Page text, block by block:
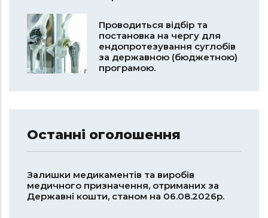
Проводиться відбір та
постановка на чергу для
ендопротезування суглобів
за державною (бюджетною)
програмою.
Останні оголошення
Залишки медикаментів та виробів
медичного призначення, отриманих за
Державні кошти, станом на 06.08.2026р.